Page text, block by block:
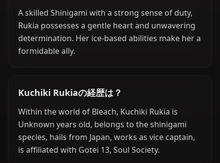
A skilled Shinigami with a strong sense of duty,
Rukia possesses a gentle heart and unwavering
determination. Her ice-based abilities make her a
formidable ally.
Kuchiki Rukiaの経歴は？
Within the world of Bleach, Kuchiki Rukia is
Unknown years old, belongs to the shinigami
species, hails from Japan, works as vice captain,
is affiliated with Gotei 13, Soul Society.